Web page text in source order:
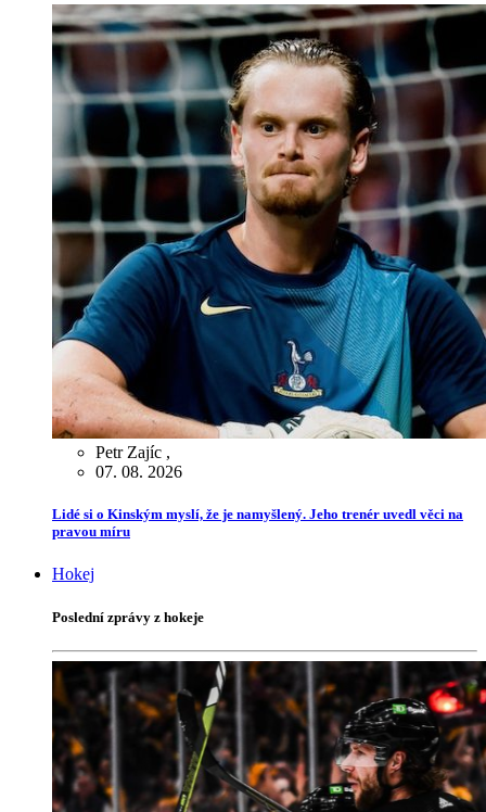
Petr Zajíc ,
07. 08. 2026
Lidé si o Kinským myslí, že je namyšlený. Jeho trenér uvedl věci na
pravou míru
Hokej
Poslední zprávy z hokeje